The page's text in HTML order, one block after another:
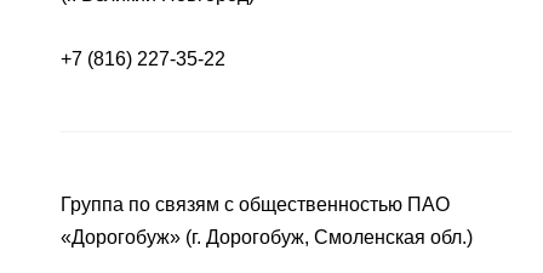
+7 (816) 227-35-22
Группа по связям с общественностью ПАО
«Дорогобуж» (г. Дорогобуж, Смоленская обл.)